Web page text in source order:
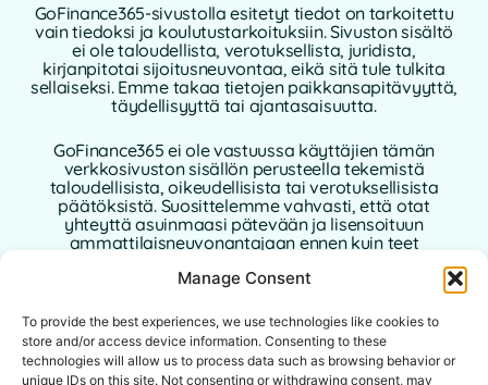
Manage Consent
To provide the best experiences, we use technologies like cookies to
store and/or access device information. Consenting to these
technologies will allow us to process data such as browsing behavior or
unique IDs on this site. Not consenting or withdrawing consent, may
GoFinance365-sivustolla esitetyt tiedot on tarkoitettu
vain tiedoksi ja koulutustarkoituksiin. Sivuston sisältö
ei ole taloudellista, verotuksellista, juridista,
kirjanpitotai sijoitusneuvontaa, eikä sitä tule tulkita
sellaiseksi. Emme takaa tietojen paikkansapitävyyttä,
täydellisyyttä tai ajantasaisuutta.
GoFinance365 ei ole vastuussa käyttäjien tämän
verkkosivuston sisällön perusteella tekemistä
taloudellisista, oikeudellisista tai verotuksellisista
päätöksistä. Suosittelemme vahvasti, että otat
yhteyttä asuinmaasi pätevään ja lisensoituun
ammattilaisneuvonantajaan ennen kuin teet
taloudellisia päätöksiä.
Tämän verkkosivuston käyttö edellyttää tämän
vastuuvapauslausekkeen hyväksymistä.
GoFinance365, sen kirjoittajat tai avustajat eivät ole
vastuussa mistään suorista, epäsuorista tai välillisistä